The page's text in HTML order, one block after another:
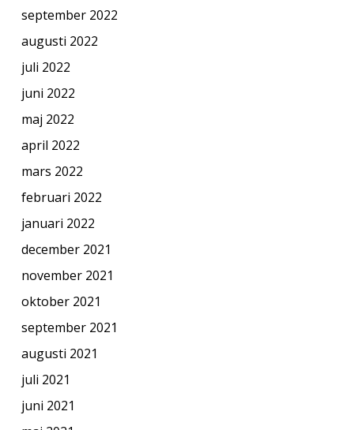
september 2022
augusti 2022
juli 2022
juni 2022
maj 2022
april 2022
mars 2022
februari 2022
januari 2022
december 2021
november 2021
oktober 2021
september 2021
augusti 2021
juli 2021
juni 2021